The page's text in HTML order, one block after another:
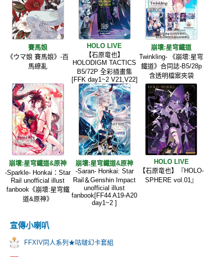
賽馬娘
《ウマ娘 賽馬娘》-百
馬繚亂
HOLO LIVE
【石原竜也】
HOLODIGM TACTICS
B5/72P 全彩插畫集
[FFK day1~2 V21,V22]
崩壞:星穹鐵道
Twinkling- 《崩壞:星穹
鐵道》合同誌-B5/28p
含透明檔案夾袋
崩壞:星穹鐵道&原神
-Sparkle- Honkai：Star
Rail unofficial illust
fanbook《崩壞:星穹鐵
道&原神》
崩壞:星穹鐵道&原神
-Saran- Honkai: Star
Rail＆Genshin Impact
unofficial illust
fanbook[FF44 A19-A20
day1~2 ]
HOLO LIVE
【石原竜也】『HOLO-
SPHERE vol.01』
宣傳小喇叭
FFXIV同人系列★咕啵幻卡套組